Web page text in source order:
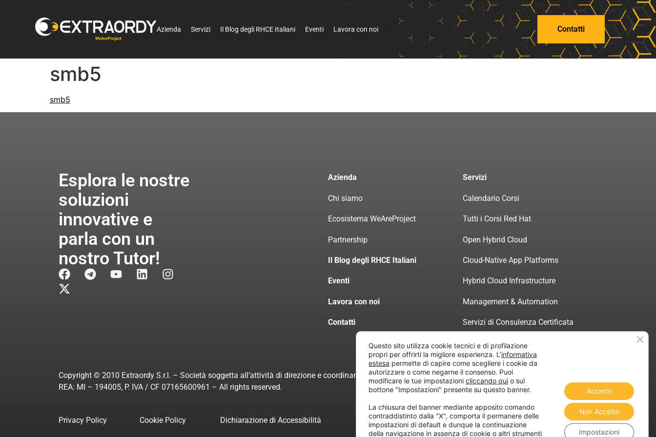
Azienda Servizi Il Blog degli RHCE Italiani Eventi Lavora con noi Contatti
smb5
smb5
Esplora le nostre
soluzioni
innovative e
parla con un
nostro Tutor!
Azienda
Chi siamo
Ecosistema WeAreProject
Partnership
Il Blog degli RHCE Italiani
Eventi
Lavora con noi
Contatti
Servizi
Calendario Corsi
Tutti i Corsi Red Hat
Open Hybrid Cloud
Cloud-Native App Platforms
Hybrid Cloud Infrastructure
Management & Automation
Servizi di Consulenza Certificata
Copyright © 2010 Extraordy S.r.l. – Società soggetta all’attività di direzione e coordinamento di “Project Informatica”
REA: MI – 194005, P. IVA / CF 07165600961 – All rights reserved.
Privacy Policy Cookie Policy Dichiarazione di Accessibilità
Questo sito utilizza cookie tecnici e di profilazione
propri per offrirti la migliore esperienza. L’informativa
estesa permette di capire come scegliere i cookie da
autorizzare o come negarne il consenso. Puoi
modificare le tue impostazioni cliccando qui o sul
bottone "Impostazioni" presente su questo banner.
La chiusura del banner mediante apposito comando
contraddistinto dalla "X", comporta il permanere delle
impostazioni di default e dunque la continuazione
della navigazione in assenza di cookie o altri strumenti
Accetto
Non Accetto
Impostazioni